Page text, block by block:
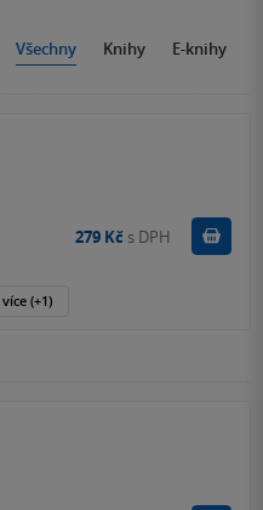
Všechny Knihy E-knihy
279 Kč s DPH
více (+1)